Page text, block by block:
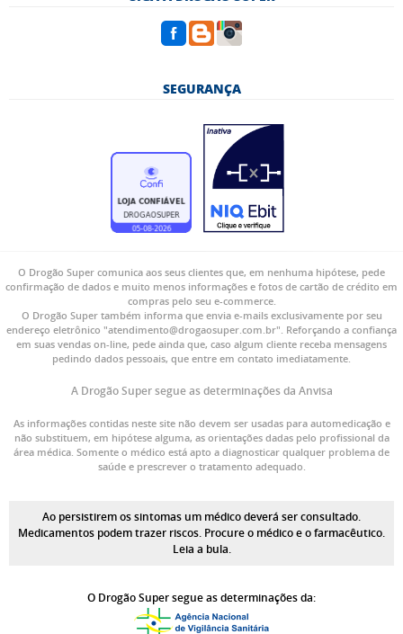
SEGURANÇA
O Drogão Super comunica aos seus clientes que, em nenhuma hipótese, pede
confirmação de dados e muito menos informações e fotos de cartão de crédito em
compras pelo seu e-commerce.
O Drogão Super também informa que envia e-mails exclusivamente por seu
endereço eletrônico "atendimento@drogaosuper.com.br". Reforçando a confiança
em suas vendas on-line, pede ainda que, caso algum cliente receba mensagens
pedindo dados pessoais, que entre em contato imediatamente.
A Drogão Super segue as determinações da Anvisa
As informações contidas neste site não devem ser usadas para automedicação e
não substituem, em hipótese alguma, as orientações dadas pelo profissional da
área médica. Somente o médico está apto a diagnosticar qualquer problema de
saúde e prescrever o tratamento adequado.
Ao persistirem os sintomas um médico deverá ser consultado.
Medicamentos podem trazer riscos. Procure o médico e o farmacêutico.
Leia a bula.
O Drogão Super segue as determinações da: